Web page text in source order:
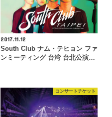
2017.11.12
South Club ナム・テヒョン ファ
ンミーティング 台湾 台北公演…
コンサートチケット